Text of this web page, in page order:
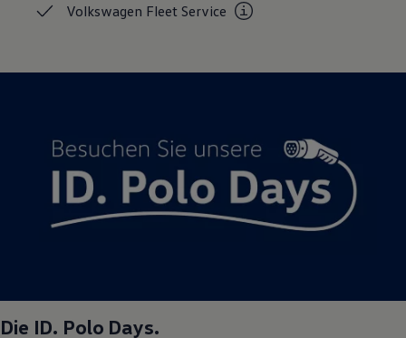
Volkswagen FleetService
Die ID. Polo Days.